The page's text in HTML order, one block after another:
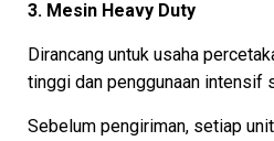
3. Mesin Heavy Duty
Dirancang untuk usaha
tinggi dan penggunaan intensif
Sebelum pengiriman, setiap